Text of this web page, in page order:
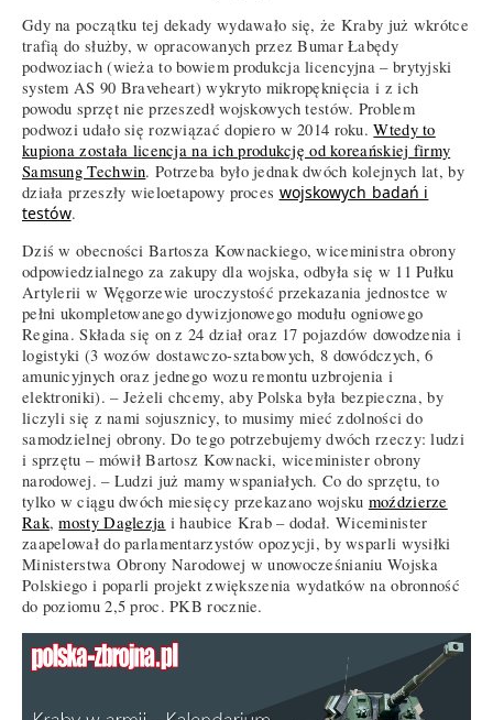
Gdy na początku tej dekady wydawało się, że Kraby już wkrótce
trafią do służby, w opracowanych przez Bumar Łabędy
podwoziach (wieża to bowiem produkcja licencyjna – brytyjski
system AS 90 Braveheart) wykryto mikropęknięcia i z ich
powodu sprzęt nie przeszedł wojskowych testów. Problem
podwozi udało się rozwiązać dopiero w 2014 roku.Wtedy to
kupiona została licencja na ich produkcję od koreańskiej firmy
Samsung Techwin. Potrzeba było jednak dwóch kolejnych lat, by
działa przeszły wieloetapowy proces wojskowych badań i
testów.
Dziś w obecności Bartosza Kownackiego, wiceministra obrony
odpowiedzialnego za zakupy dla wojska, odbyła się w 11 Pułku
Artylerii w Węgorzewie uroczystość przekazania jednostce w
pełni ukompletowanego dywizjonowego modułu ogniowego
Regina. Składa się on z 24 dział oraz 17 pojazdów dowodzenia i
logistyki (3 wozów dostawczo-sztabowych, 8 dowódczych, 6
amunicyjnych oraz jednego wozu remontu uzbrojenia i
elektroniki). – Jeżeli chcemy, aby Polska była bezpieczna, by
liczyli się z nami sojusznicy, to musimy mieć zdolności do
samodzielnej obrony. Do tego potrzebujemy dwóch rzeczy: ludzi
i sprzętu – mówił Bartosz Kownacki, wiceminister obrony
narodowej. – Ludzi już mamy wspaniałych. Co do sprzętu, to
tylko w ciągu dwóch miesięcy przekazano wojsku moździerze
Rak,mosty Daglezja i haubice Krab – dodał. Wiceminister
zaapelował do parlamentarzystów opozycji, by wsparli wysiłki
Ministerstwa Obrony Narodowej w unowocześnianiu Wojska
Polskiego i poparli projekt zwiększenia wydatków na obronność
do poziomu 2,5 proc. PKB rocznie.